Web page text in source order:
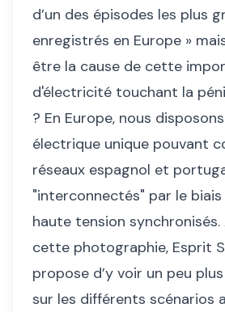
d’un des épisodes les plus
enregistrés en Europe »
être la cause de cette
d'électricité touchant la
? En Europe, nous
électrique unique pouvant
réseaux espagnol et
"interconnectés" par le
haute tension
cette photographie, Esprit
propose d’y voir un peu
sur les différents scénarios